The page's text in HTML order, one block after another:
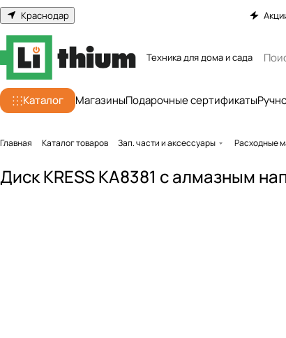
Краснодар
Техника для дома и сада
Каталог МагазиныПодарочные сертификаты
Главная Каталог товаров Зап. части и аксессуары Расходные
Диск KRESS KA8381 с алмазным